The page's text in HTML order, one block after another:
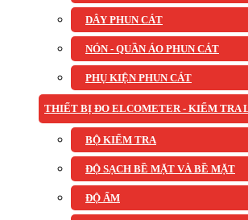
DÂY PHUN CÁT
NÓN - QUẦN ÁO PHUN CÁT
PHỤ KIỆN PHUN CÁT
THIẾT BỊ ĐO ELCOMETER - KIỂM TRA
BỘ KIỂM TRA
ĐỘ SẠCH BỀ MẶT VÀ BỀ MẶT
ĐỘ ẨM